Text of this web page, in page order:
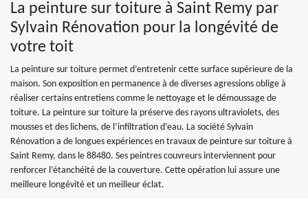
La peinture sur toiture à Saint Remy par
Sylvain Rénovation pour la longévité de
votre toit
La peinture sur toiture permet d’entretenir cette surface supérieure de la
maison. Son exposition en permanence à de diverses agressions oblige à
réaliser certains entretiens comme le nettoyage et le démoussage de
toiture. La peinture sur toiture la préserve des rayons ultraviolets, des
mousses et des lichens, de l’infiltration d’eau. La société Sylvain
Rénovation a de longues expériences en travaux de peinture sur toiture à
Saint Remy, dans le 88480. Ses peintres couvreurs interviennent pour
renforcer l’étanchéité de la couverture. Cette opération lui assure une
meilleure longévité et un meilleur éclat.